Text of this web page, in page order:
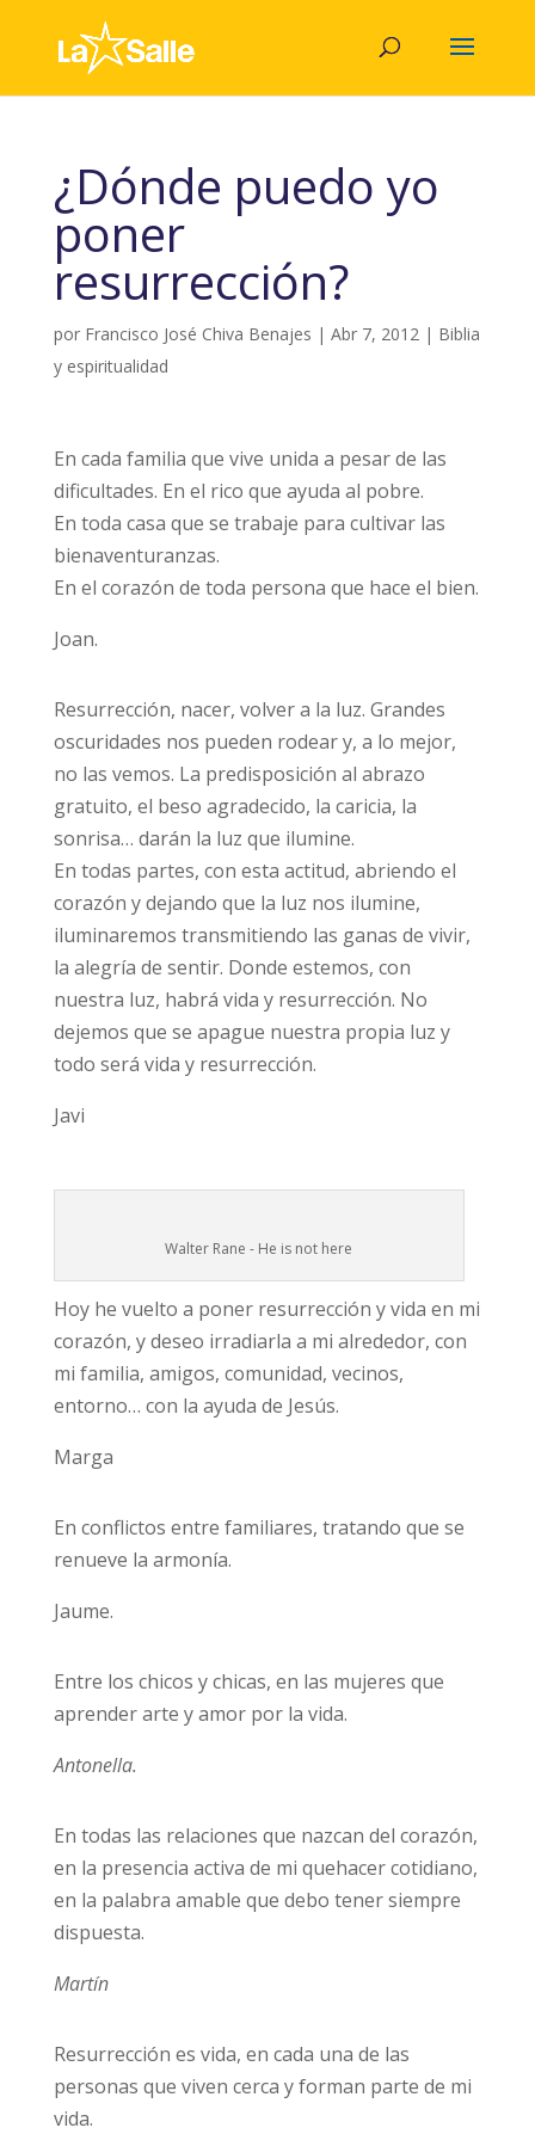
¿Dónde puedo yo
poner
resurrección?
por Francisco José Chiva Benajes | Abr 7, 2012| Biblia
y espiritualidad
En cada familia que vive unida a pesar de las
dificultades. En el rico que ayuda al pobre.
En toda casa que se trabaje para cultivar las
bienaventuranzas.
En el corazón de toda persona que hace el bien.
Joan.
Resurrección, nacer, volver a la luz. Grandes
oscuridades nos pueden rodear y, a lo mejor,
no las vemos. La predisposición al abrazo
gratuito, el beso agradecido, la caricia, la
sonrisa… darán la luz que ilumine.
En todas partes, con esta actitud, abriendo el
corazón y dejando que la luz nos ilumine,
iluminaremos transmitiendo las ganas de vivir,
la alegría de sentir. Donde estemos, con
nuestra luz, habrá vida y resurrección. No
dejemos que se apague nuestra propia luz y
todo será vida y resurrección.
Javi
Walter Rane - He is not here
Hoy he vuelto a poner resurrección y vida en mi
corazón, y deseo irradiarla a mi alrededor, con
mi familia, amigos, comunidad, vecinos,
entorno… con la ayuda de Jesús.
Marga
En conflictos entre familiares, tratando que se
renueve la armonía.
Jaume.
Entre los chicos y chicas, en las mujeres que
aprender arte y amor por la vida.
Antonella.
En todas las relaciones que nazcan del corazón,
en la presencia activa de mi quehacer cotidiano,
en la palabra amable que debo tener siempre
dispuesta.
Martín
Resurrección es vida, en cada una de las
personas que viven cerca y forman parte de mi
vida.